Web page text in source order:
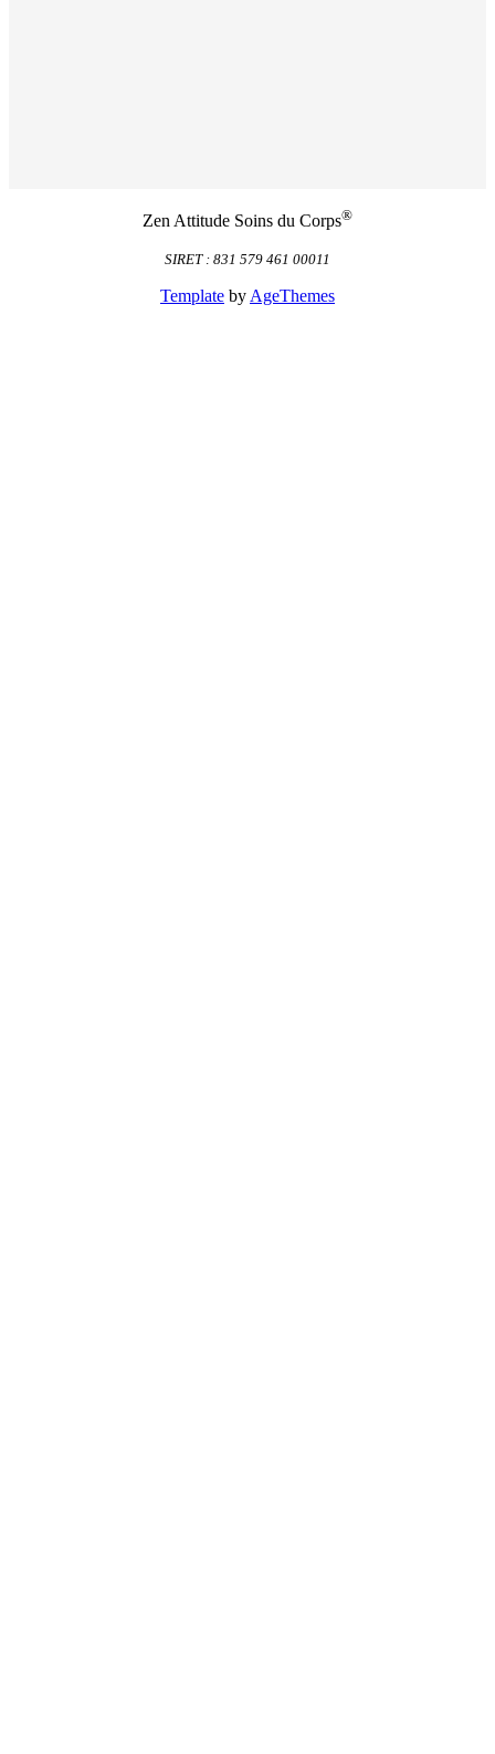
Zen Attitude Soins du Corps®
SIRET : 831 579 461 00011
Template by AgeThemes